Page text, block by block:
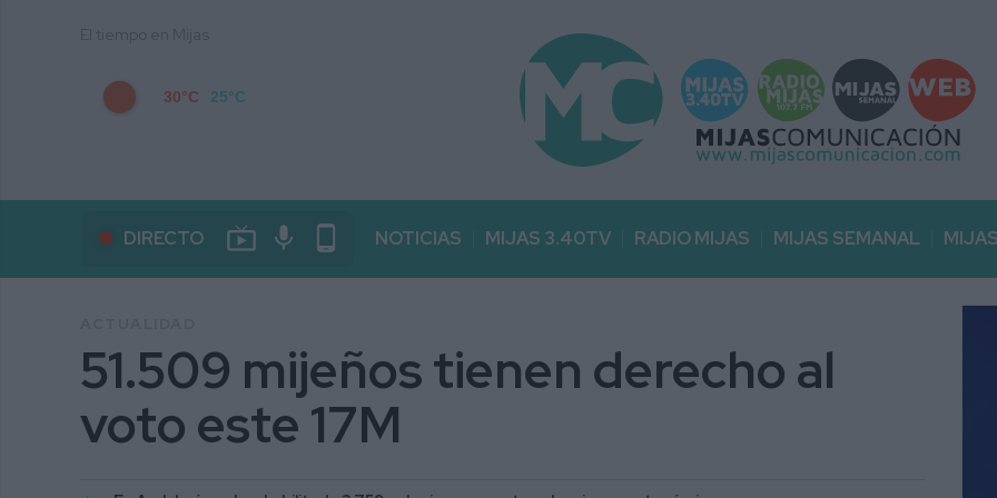
30°C 25°C
DIRECTO live_tv mic phone_android NOTICIAS MIJAS 3.40TV RADIO MIJAS MIJAS SEMANAL
51.509 mijeños tienen derecho al
voto este 17M